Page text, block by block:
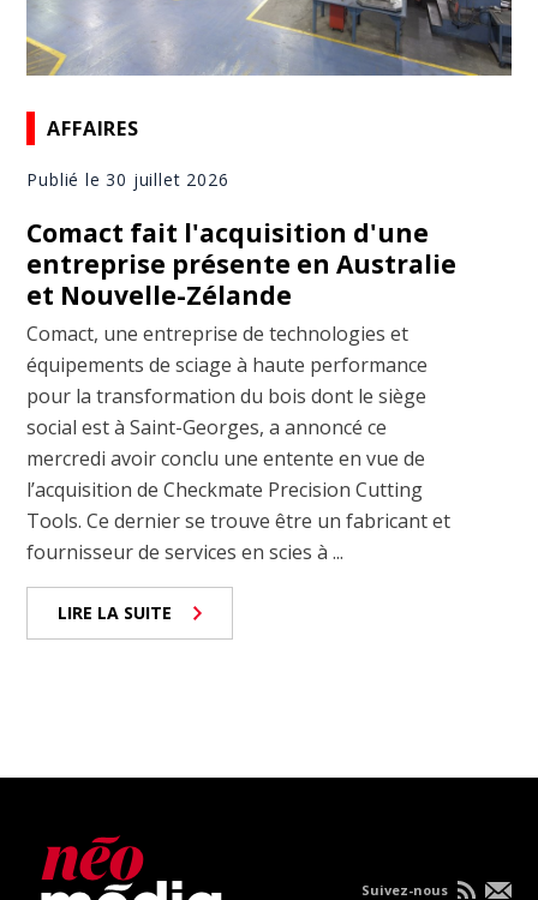
AFFAIRES
Publié le 30 juillet 2026
Comact fait l'acquisition d'une
entreprise présente en Australie
et Nouvelle-Zélande
Comact, une entreprise de technologies et
équipements de sciage à haute performance
pour la transformation du bois dont le siège
social est à Saint-Georges, a annoncé ce
mercredi avoir conclu une entente en vue de
l’acquisition de Checkmate Precision Cutting
Tools. Ce dernier se trouve être un fabricant et
fournisseur de services en scies à ...
LIRE LA SUITE
Suivez-nous